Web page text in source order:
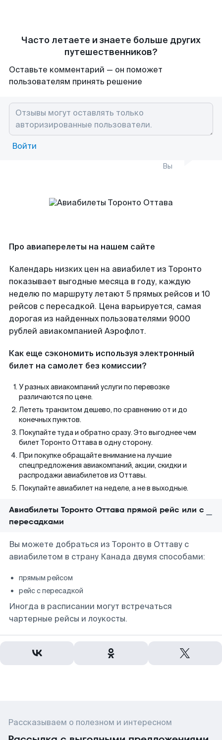
Часто летаете и знаете больше других
путешественников?
Оставьте комментарий — он поможет
пользователям принять решение
Войти
Вы
Про авиаперелеты на нашем сайте
Календарь низких цен на авиабилет из Торонто
показывает выгодные месяца в году, каждую
неделю по маршруту летают 5 прямых рейсов и 10
рейсов с пересадкой. Цена варьируется, самая
дорогая из найденных пользователями 9000
рублей авиакомпанией Аэрофлот.
Как еще сэкономить используя электронный
билет на самолет без комиссии?
У разных авиакомпаний услуги по перевозке
различаются по цене.
Лететь транзитом дешево, по сравнению от и до
конечных пунктов.
Покупайте туда и обратно сразу. Это выгоднее чем
билет Торонто Оттава в одну сторону.
При покупке обращайте внимание на лучшие
спецпредложения авиакомпаний, акции, скидки и
распродажи авиабилетов из Оттавы.
Покупайте авиабилет на неделе, а не в выходные.
Авиабилеты Торонто Оттава прямой рейс или с
пересадками
Вы можете добраться из Торонто в Оттаву с
авиабилетом в страну Канада двумя способами:
прямым рейсом
рейс с пересадкой
Иногда в расписании могут встречаться
чартерные рейсы и лоукосты.
Рассказываем о полезном и интересном